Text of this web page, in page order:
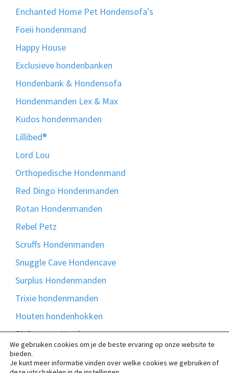
Enchanted Home Pet Hondensofa's
Foeii hondenmand
Happy House
Exclusieve hondenbanken
Hondenbank & Hondensofa
Hondenmanden Lex & Max
Kudos hondenmanden
Lillibed®
Lord Lou
Orthopedische Hondenmand
Red Dingo Hondenmanden
Rotan Hondenmanden
Rebel Petz
Scruffs Hondenmanden
Snuggle Cave Hondencave
Surplus Hondenmanden
Trixie hondenmanden
Houten hondenhokken
51 Degrees North
Bontmand
Madison Friends
We gebruiken cookies om je de beste ervaring op onze website te
bieden.
Je kunt meer informatie vinden over welke cookies we gebruiken of